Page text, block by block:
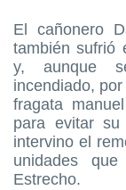
El cañonero
también sufrió
y, aunque
incendiado,
fragata
para evitar
intervino el
unidades
Estrecho.